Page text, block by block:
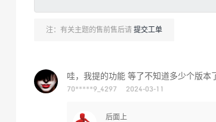
注：有关主题的售前售后请 提交工单
哇，我提的功能 等了不知道多少个版
70*****9_4297 2024-03-11
后面上